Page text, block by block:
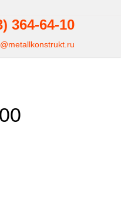
364-64-10